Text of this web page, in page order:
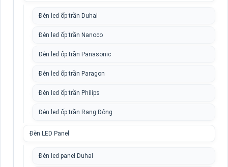
Đèn led ốp trần Duhal
Đèn led ốp trần Nanoco
Đèn led ốp trần Panasonic
Đèn led ốp trần Paragon
Đèn led ốp trần Philips
Đèn led ốp trần Rạng Đông
Đèn LED Panel
Đèn led panel Duhal